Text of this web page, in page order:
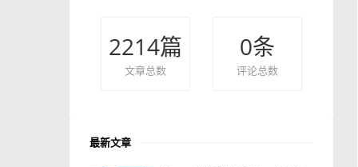
2214篇
文章总数
0条
评论总数
最新文章